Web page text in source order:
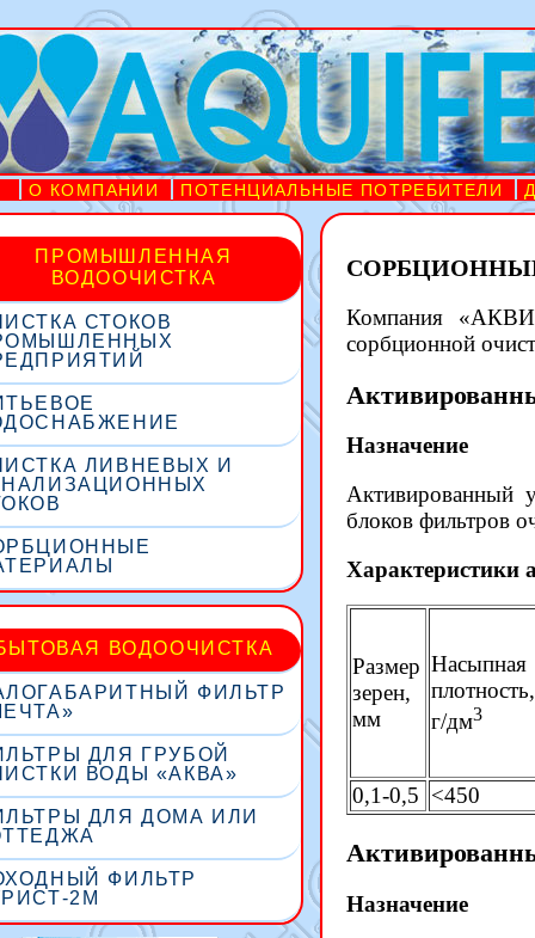
О КОМПАНИИ ПОТЕНЦИАЛЬНЫЕ ПОТРЕБИТЕЛИ
ПРОМЫШЛЕННАЯ
ВОДООЧИСТКА
СТОКОВ
ЛИВНЕВЫХ И
ВОДООЧИСТКА
ФИЛЬТР
ДЛЯ ГРУБОЙ
ВОДЫ «АКВА»
ДЛЯ ДОМА ИЛИ
ФИЛЬТР
2М
Компания
сорбционной
Назначение
Активированный
блоков фильтров
Характеристики
Размер
зерен,
мм
Насыпная
плотность,
г/дм3
0,1-0,5 <450
Назначение